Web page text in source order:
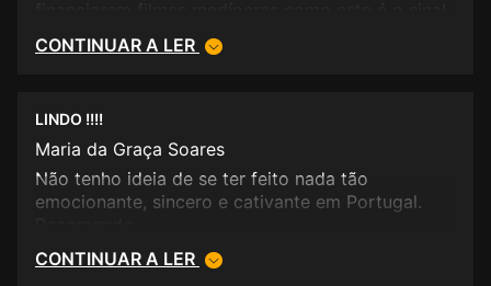
do país que temos e que somos.
CONTINUAR A LER
LINDO !!!!
Maria da Graça Soares
Não tenho ideia de se ter feito nada tão
emocionante, sincero e cativante em Portugal.
CONTINUAR A LER